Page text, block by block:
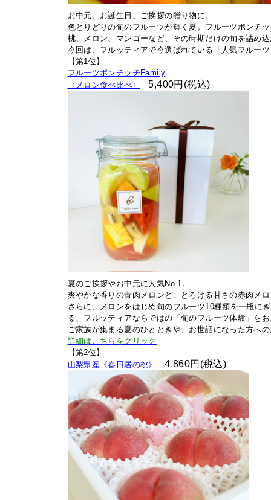
お中元、お誕生日、ご挨拶の贈り物に。
色とりどりの旬のフルーツが輝く夏。フルーツポンチ
桃、メロン、マンゴーなど、その時期だけの旬を詰め
今回は、フルッティアで今選ばれている「人気フルー
【第1位】
フルーツポンチッチFamily
〈メロン食べ比べ〉
5,400円(税込)
夏のご挨拶やお中元に人気No.1。
爽やかな香りの青肉メロンと、とろける甘さの赤肉メ
さらに、メロンをはじめ旬のフルーツ10種類を一瓶に
る、フルッティアならではの「旬のフルーツ体験」を
ご家族が集まる夏のひとときや、お世話になった方へ
詳細はこちらをクリック
【第2位】
山梨県産《春日居の桃》 4,860円(税込)